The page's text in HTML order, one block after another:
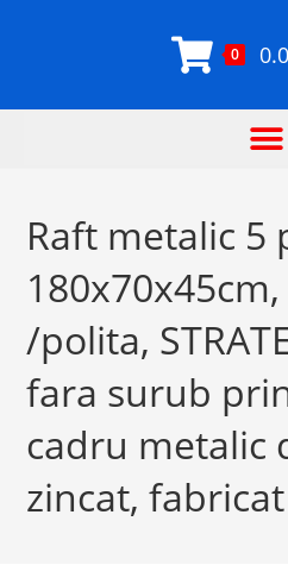
0
Raft metalic 5
/polita,
fara surub
cadru metalic
zincat,